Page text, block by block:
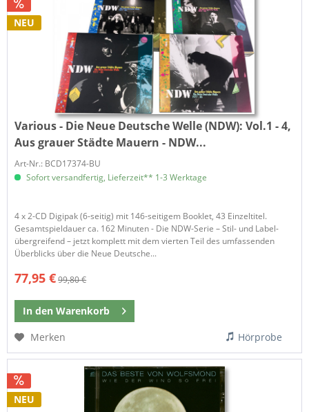
NEU
Various - Die Neue Deutsche Welle (NDW):Vol.1 - 4,
Aus grauer Städte Mauern - NDW...
Art-Nr.: BCD17374-BU
Sofort versandfertig, Lieferzeit** 1-3 Werktage
4 x 2-CD Digipak (6-seitig) mit 146-seitigem Booklet, 43 Einzeltitel.
Gesamtspieldauer ca. 162 Minuten - Die NDW-Serie – Stil- und Label-
übergreifend – jetzt komplett mit dem vierten Teil des umfassenden
Überblicks über die Neue Deutsche...
77,95 €99,80 €
In den Warenkorb
Merken
Hörprobe
NEU